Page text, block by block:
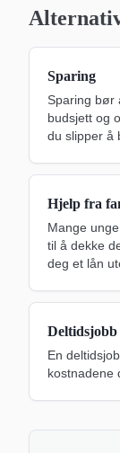
Sparing
Sparing bør
budsjett og
du slipper å
Hjelp fra
Mange
til å dekke
deg et lån
Deltidsjobb
En
kostnadene